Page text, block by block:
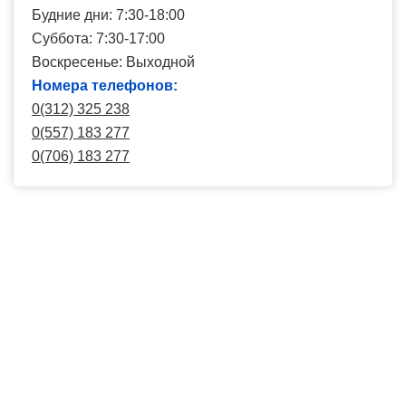
Будние дни: 7:30-18:00
Суббота: 7:30-17:00
Воскресенье: Выходной
Номера телефонов:
0(312) 325 238
0(557) 183 277
0(706) 183 277